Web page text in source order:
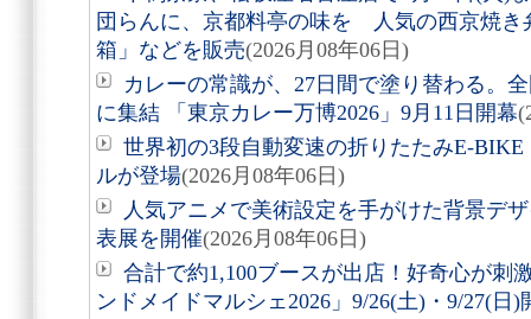
団らんに、京都料亭の味を 人気の西京焼き
箱」などを販売(2026月08年06日)
カレーの常識が、27日間で塗り替わる。
に集結 「東京カレー万博2026」9月11日開幕
世界初の3段自動変速の折りたたみE-
ルが登場(2026月08年06日)
人気アニメで美術設定を手がけた背景デ
表展を開催(2026月08年06日)
合計で約1,100ブースが出店！好奇心が
ンドメイドマルシェ2026」9/26(土)・9/27(日)